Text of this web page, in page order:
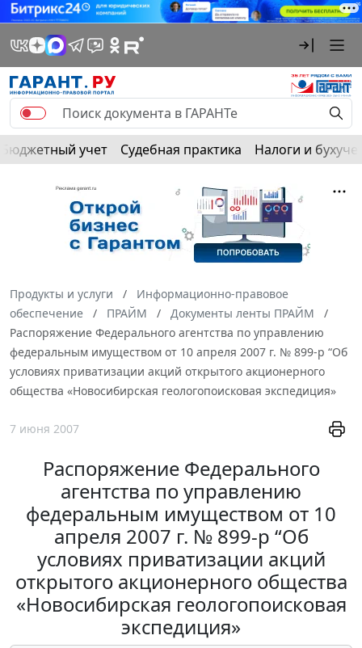
Бюджетный учет Судебная практика Налоги и
Продукты и услуги
Информационно-правовое
обеспечение
ПРАЙМ
Документы ленты ПРАЙМ
Распоряжение Федерального агентства по управлению
федеральным имуществом от 10 апреля 2007 г. № 899-р “Об
условиях приватизации акций открытого акционерного
общества «Новосибирская геологопоисковая экспедиция»
7 июня 2007
Распоряжение Федерального
агентства по управлению
федеральным имуществом от 10
апреля 2007 г. № 899-р “Об
условиях приватизации акций
открытого акционерного общества
«Новосибирская геологопоисковая
экспедиция»